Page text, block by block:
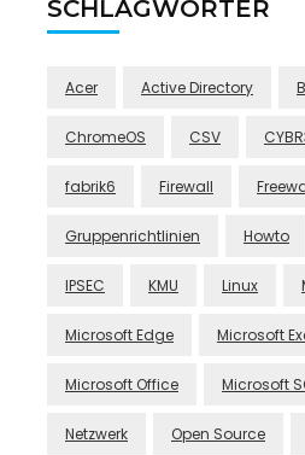
SCHLAGWÖRTER
Acer Active Directory
ChromeOS CSV
fabrik6 Firewall
Gruppenrichtlinien Howto
IPSEC KMU Linux
Microsoft Edge Microsoft
Microsoft Office Microsoft
Netzwerk Open Source